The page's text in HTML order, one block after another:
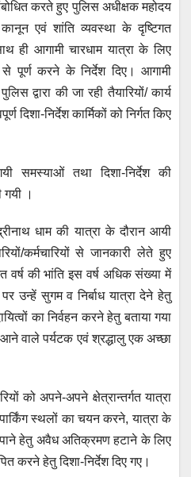
करते हुए पुलिस अधीक्षक महोदय
कानून एवं शांति व्यवस्था के दृष्टिगत
ही आगामी चारधाम यात्रा के लिए
पूर्ण करने के निर्देश दिए। आगामी
द्वारा की जा रही तैयारियों/ कार्य
दिशा-निर्देश कार्मिकों को निर्गत किए
समस्याओं तथा दिशा-निर्देश की
गयी ।
धाम की यात्रा के दौरान आयी
कर्मचारियों से जानकारी लेते हुए
वर्ष की भांति इस वर्ष अधिक संख्या में
उन्हें सुगम व निर्बाध यात्रा देने हेतु
का निर्वहन करने हेतु बताया गया
वाले पर्यटक एवं श्रद्धालु एक अच्छा
को अपने-अपने क्षेत्रान्तर्गत यात्रा
स्थलों का चयन करने, यात्रा के
पाने हेतु अवैध अतिक्रमण हटाने के लिए
करने हेतु दिशा-निर्देश दिए गए।